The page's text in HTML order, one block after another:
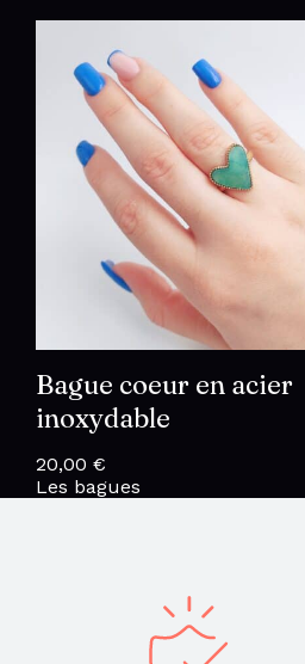
Bague coeur en acier
inoxydable
20,00 €
Les bagues